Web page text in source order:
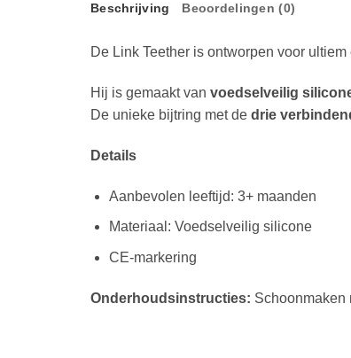
Beschrijving Beoordelingen (0)
De Link Teether is ontworpen voor
Hij is gemaakt van voedselveilig
De unieke bijtring met de drie
Details
Aanbevolen leeftijd: 3+ maanden
Materiaal: Voedselveilig silicone
CE-markering
Onderhoudsinstructies: Schoonmaken